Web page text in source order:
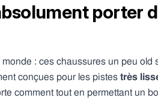
porter
: ces chaussures un peu
conçues pour les pistes très
comment tout en permettant un